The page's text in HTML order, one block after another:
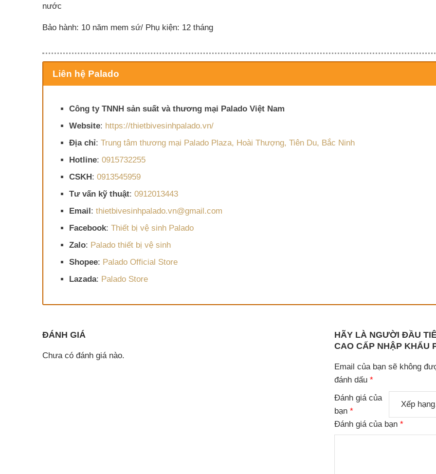
nước
Bảo hành: 10 năm mem sứ/ Phụ kiện: 12 tháng
Liên hệ Palado
Công ty TNNH sản suất và thương mại Palado Việt Nam
Website: https://thietbivesinhpalado.vn/
Địa chỉ: Trung tâm thương mại Palado Plaza, Hoài Thượng, Tiên Du, Bắc Ninh
Hotline: 0915732255
CSKH: 0913545959
Tư vấn kỹ thuật: 0912013443
Email: thietbivesinhpalado.vn@gmail.com
Facebook: Thiết bị vệ sinh Palado
Zalo: Palado thiết bị vệ sinh
Shopee: Palado Official Store
Lazada: Palado Store
ĐÁNH GIÁ
Chưa có đánh giá nào.
HÃY LÀ NGƯỜI ĐẦU
CAO CẤP NHẬP KHẨU
Email của bạn sẽ không
đánh dấu *
Đánh giá của
bạn *
Đánh giá của bạn *